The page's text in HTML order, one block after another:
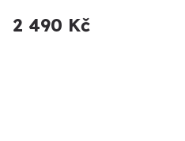
2 490 Kč